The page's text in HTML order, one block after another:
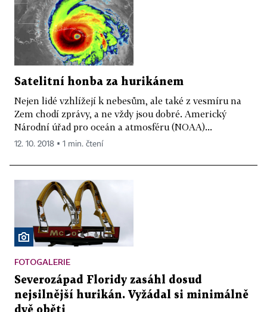
Satelitní honba za hurikánem
Nejen lidé vzhlížejí k nebesům, ale také z vesmíru na
Zem chodí zprávy, a ne vždy jsou dobré. Americký
Národní úřad pro oceán a atmosféru (NOAA)...
12. 10. 2018 ▪ 1 min. čtení
FOTOGALERIE
Severozápad Floridy zasáhl dosud
nejsilnější hurikán. Vyžádal si minimálně